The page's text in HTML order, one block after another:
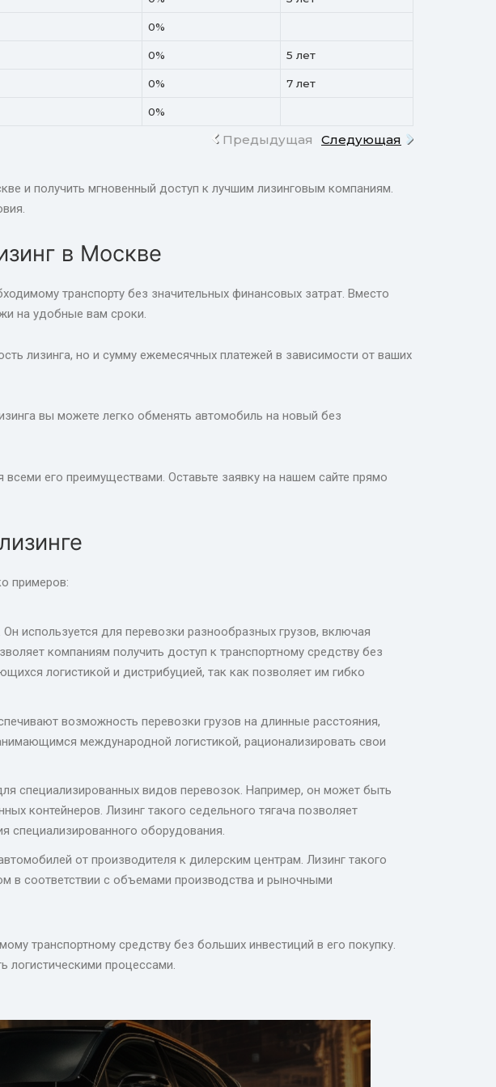
0%
0% 5 лет
0% 7 лет
0%
Предыдущая Следующая
и получить мгновенный доступ к лучшим лизинговым компаниям.
в Москве
транспорту без значительных финансовых затрат. Вместо
на удобные вам сроки.
лизинга, но и сумму ежемесячных платежей в зависимости от ваших
вы можете легко обменять автомобиль на новый без
его преимуществами. Оставьте заявку на нашем сайте прямо
примеров:
используется для перевозки разнообразных грузов, включая
компаниям получить доступ к транспортному средству без
логистикой и дистрибуцией, так как позволяет им гибко
возможность перевозки грузов на длинные расстояния,
международной логистикой, рационализировать свои
специализированных видов перевозок. Например, он может быть
контейнеров. Лизинг такого седельного тягача позволяет
специализированного оборудования.
от производителя к дилерским центрам. Лизинг такого
в соответствии с объемами производства и рыночными
транспортному средству без больших инвестиций в его покупку.
логистическими процессами.